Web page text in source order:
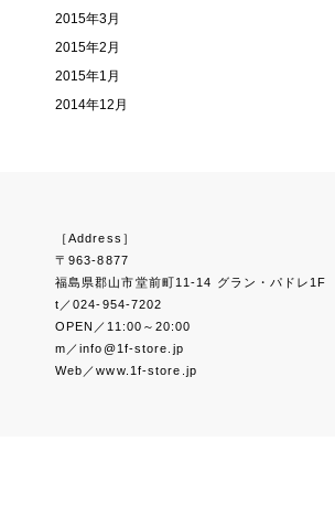
2015年3月
2015年2月
2015年1月
2014年12月
［Address］
〒963-8877
福島県郡山市堂前町11-14 グラン・パドレ1F
t／024-954-7202
OPEN／11:00～20:00
m／info@1f-store.jp
Web／www.1f-store.jp